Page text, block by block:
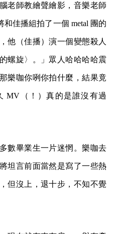
老師教繪聲繪影，音樂老師
佳播組拍了一個 metal 團的
他（佳播）演一個變態殺人
螺旋〉。」眾人哈哈哈哈震
樂咖你咧你拍什麼，結果竟
MV（！）真的是誰沒有過
數畢業生一片迷惘。樂咖去
坦言前面當然是寫了一些熱
但沒上，退十步，不知不覺